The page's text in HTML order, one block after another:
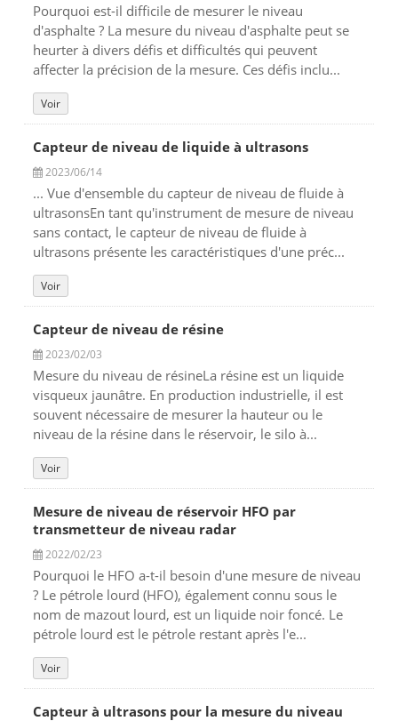
Pourquoi est-il difficile de mesurer le niveau
d'asphalte ? La mesure du niveau d'asphalte peut se
heurter à divers défis et difficultés qui peuvent
affecter la précision de la mesure. Ces défis inclu...
Voir
Capteur de niveau de liquide à ultrasons
2023/06/14
... Vue d'ensemble du capteur de niveau de fluide à
ultrasonsEn tant qu'instrument de mesure de niveau
sans contact, le capteur de niveau de fluide à
ultrasons présente les caractéristiques d'une préc...
Voir
Capteur de niveau de résine
2023/02/03
Mesure du niveau de résineLa résine est un liquide
visqueux jaunâtre. En production industrielle, il est
souvent nécessaire de mesurer la hauteur ou le
niveau de la résine dans le réservoir, le silo à...
Voir
Mesure de niveau de réservoir HFO par
transmetteur de niveau radar
2022/02/23
Pourquoi le HFO a-t-il besoin d'une mesure de niveau
? Le pétrole lourd (HFO), également connu sous le
nom de mazout lourd, est un liquide noir foncé. Le
pétrole lourd est le pétrole restant après l'e...
Voir
Capteur à ultrasons pour la mesure du niveau